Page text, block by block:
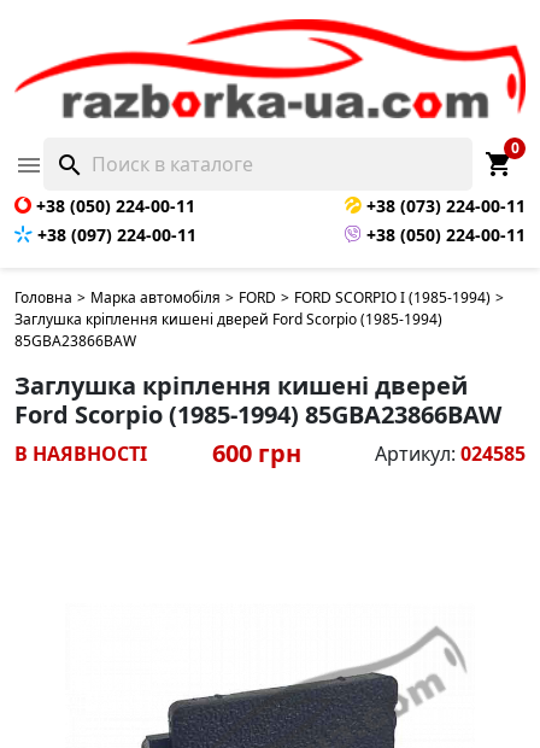
 search shopping_cart
0
+38 (050) 224-00-11
+38 (073) 224-00-11
+38 (097) 224-00-11
+38 (050) 224-00-11
Головна > Марка автомобіля > FORD > FORD SCORPIO I (1985-1994) >
Заглушка кріплення кишені дверей Ford Scorpio (1985-1994)
85GBA23866BAW
Заглушка кріплення кишені дверей
Ford Scorpio (1985-1994) 85GBA23866BAW
В НАЯВНОСТІ 600 грн Артикул: 024585